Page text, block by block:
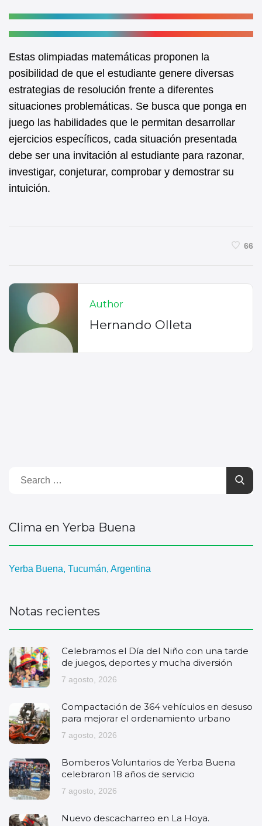
Estas olimpiadas matemáticas proponen la
posibilidad de que el estudiante genere diversas
estrategias de resolución frente a diferentes
situaciones problemáticas. Se busca que ponga en
juego las habilidades que le permitan desarrollar
ejercicios específicos, cada situación presentada
debe ser una invitación al estudiante para razonar,
investigar, conjeturar, comprobar y demostrar su
intuición.
66
Author
Hernando Olleta
Clima en Yerba Buena
Yerba Buena, Tucumán, Argentina
Notas recientes
Celebramos el Día del Niño con una tarde
de juegos, deportes y mucha diversión
7 agosto, 2026
Compactación de 364 vehículos en desuso
para mejorar el ordenamiento urbano
7 agosto, 2026
Bomberos Voluntarios de Yerba Buena
celebraron 18 años de servicio
7 agosto, 2026
Nuevo descacharreo en La Hoya.